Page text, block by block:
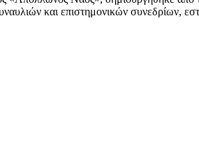
και επιστημονικών συνεδρίων,